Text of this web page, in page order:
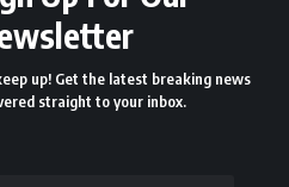
up! Get the latest breaking news
straight to your inbox.